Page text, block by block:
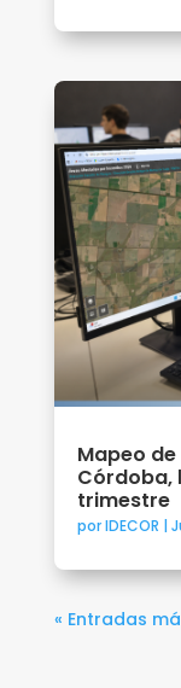
Mapeo
Córdoba,
trimestre
porIDECOR |
« Entradas